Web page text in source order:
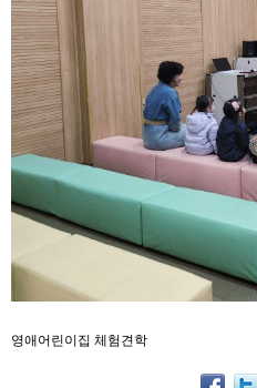
영애어린이집 체험견학